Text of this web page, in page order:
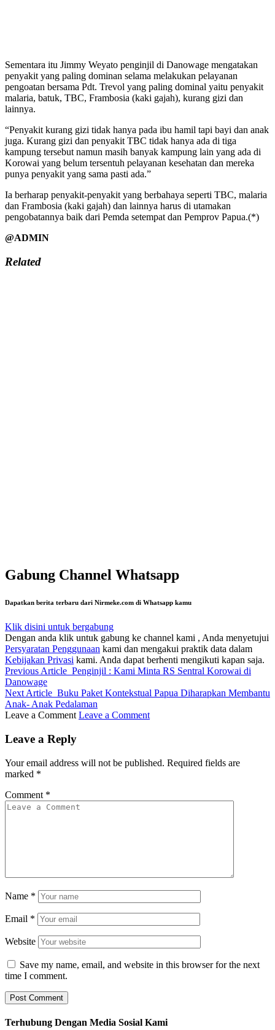
Sementara itu Jimmy Weyato penginjil di Danowage mengatakan
penyakit yang paling dominan selama melakukan pelayanan
pengoatan bersama Pdt. Trevol yang paling dominal yaitu penyakit
malaria, batuk, TBC, Frambosia (kaki gajah), kurang gizi dan
lainnya.
“Penyakit kurang gizi tidak hanya pada ibu hamil tapi bayi dan anak
juga. Kurang gizi dan penyakit TBC tidak hanya ada di tiga
kampung tersebut namun masih banyak kampung lain yang ada di
Korowai yang belum tersentuh pelayanan kesehatan dan mereka
punya penyakit yang sama pasti ada.”
Ia berharap penyakit-penyakit yang berbahaya seperti TBC, malaria
dan Frambosia (kaki gajah) dan lainnya harus di utamakan
pengobatannya baik dari Pemda setempat dan Pemprov Papua.(*)
@ADMIN
Related
Gabung Channel Whatsapp
Dapatkan berita terbaru dari Nirmeke.com di Whatsapp kamu
Klik disini untuk bergabung
Dengan anda klik untuk gabung ke channel kami , Anda menyetujui
Persyaratan Penggunaan kami dan mengakui praktik data dalam
Kebijakan Privasi kami. Anda dapat berhenti mengikuti kapan saja.
Previous Article Penginjil : Kami Minta RS Sentral Korowai di
Danowage
Next Article Buku Paket Kontekstual Papua Diharapkan Membantu
Anak- Anak Pedalaman
Leave a Comment Leave a Comment
Leave a Reply
Your email address will not be published. Required fields are
marked *
Comment *
Name *
Email *
Website
Save my name, email, and website in this browser for the next
time I comment.
Terhubung Dengan Media Sosial Kami